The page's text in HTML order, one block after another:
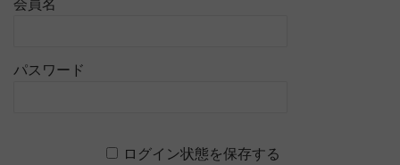
会員名
パスワード
ログイン状態を保存する